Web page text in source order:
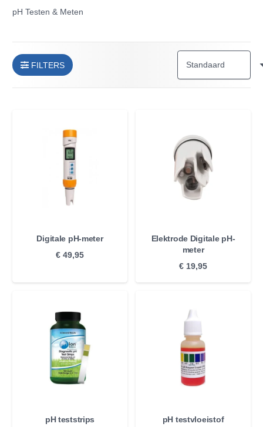
pH Testen & Meten
FILTERS
Digitale pH-meter
€ 49,95
Elektrode Digitale pH-
meter
€ 19,95
pH teststrips
pH testvloeistof